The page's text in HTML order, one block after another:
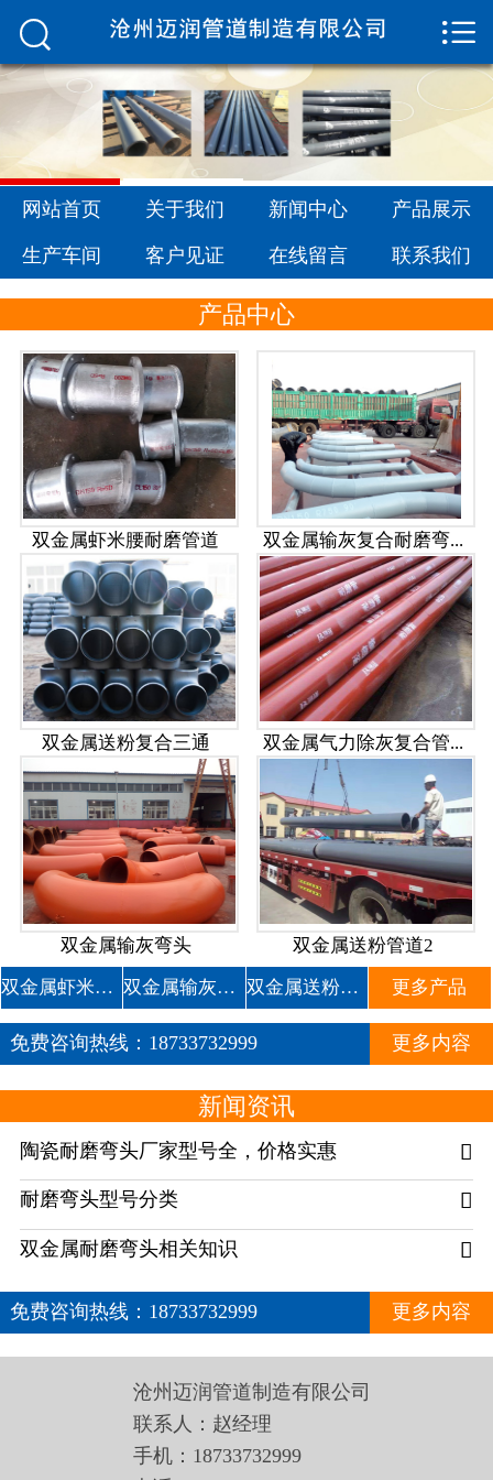
 网站首页
新闻中心
产品展示
生产车间
联系我们


网站首页 关于我们 新闻中心 产品展示
生产车间 客户见证 在线留言 联系我们
产品中心
双金属虾米腰耐磨管道 双金属输灰复合耐磨弯...
双金属送粉复合三通 双金属气力除灰复合管...
双金属输灰弯头 双金属送粉管道2
双金属虾米腰耐磨管道 双金属输灰复合耐磨弯头1 双金属送粉复合三通 更多产品
免费咨询热线： 18733732999 更多内容
新闻资讯
陶瓷耐磨弯头厂家型号全，价格实惠 
耐磨弯头型号分类 
双金属耐磨弯头相关知识 
免费咨询热线： 18733732999 更多内容
沧州迈润管道制造有限公司
联系人：赵经理
手机：18733732999